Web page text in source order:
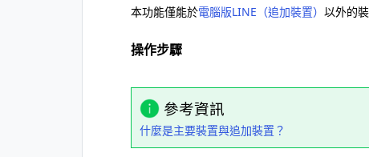
本功能僅能於電腦版LINE（追加裝置） 以外的
操作步驟
參考資訊
什麼是主要裝置與追加裝置？